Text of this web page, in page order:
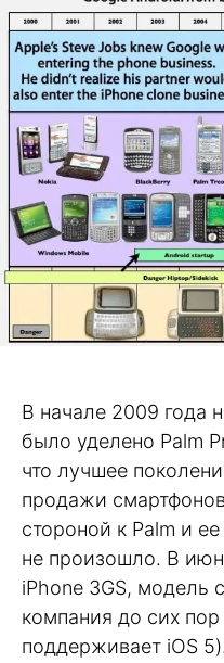
В начале 2009 года
было уделено Palm
что лучшее
продажи
стороной к Palm и
не произошло. В
iPhone 3GS, модель
компания до сих
поддерживает iOS